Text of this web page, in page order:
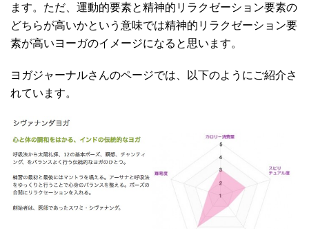
ます。ただ、運動的要素と精神的リラクゼーション要素の
どちらが高いかという意味では精神的リラクゼーション要
素が高いヨーガのイメージになると思います。
ヨガジャーナルさんのページでは、以下のようにご紹介さ
れています。